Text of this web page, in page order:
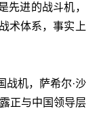
先进的战斗机，
术体系，事实上
战机，萨希尔·沙
正与中国领导层